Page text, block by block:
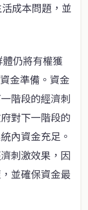
成本問題，並
仍將有權獲
金準備。資金
階段的經濟刺
對下一階段的
內資金充足。
刺激效果，因
並確保資金最